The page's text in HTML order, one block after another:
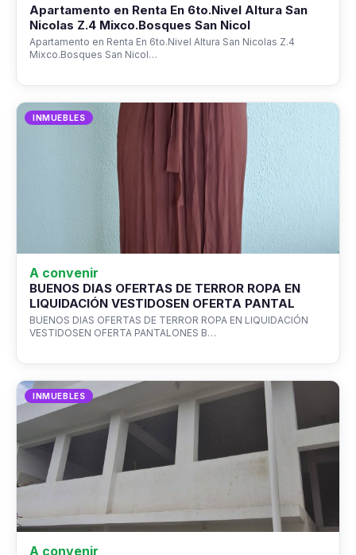
Apartamento en Renta En 6to.Nivel Altura San
Nicolas Z.4 Mixco.Bosques San Nicol
Apartamento en Renta En 6to.Nivel Altura San Nicolas Z.4
Mixco.Bosques San Nicol…
INMUEBLES
A convenir
BUENOS DIAS OFERTAS DE TERROR ROPA EN
LIQUIDACIÓN VESTIDOSEN OFERTA PANTAL
BUENOS DIAS OFERTAS DE TERROR ROPA EN LIQUIDACIÓN
VESTIDOSEN OFERTA PANTALONES B…
INMUEBLES
A convenir